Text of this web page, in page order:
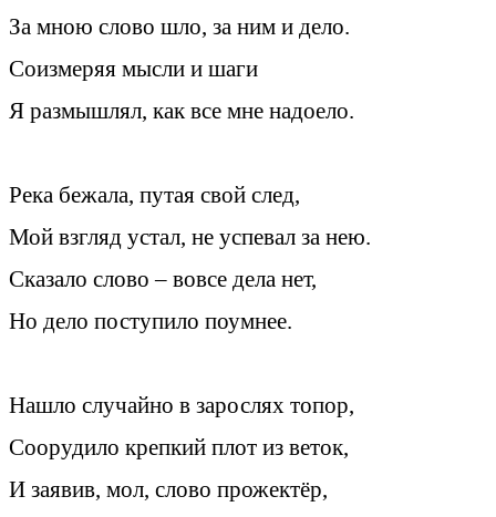
За мною слово шло, за ним и дело.
Соизмеряя мысли и шаги
Я размышлял, как все мне надоело.
Река бежала, путая свой след,
Мой взгляд устал, не успевал за нею.
Сказало слово – вовсе дела нет,
Но дело поступило поумнее.
Нашло случайно в зарослях топор,
Соорудило крепкий плот из веток,
И заявив, мол, слово прожектёр,